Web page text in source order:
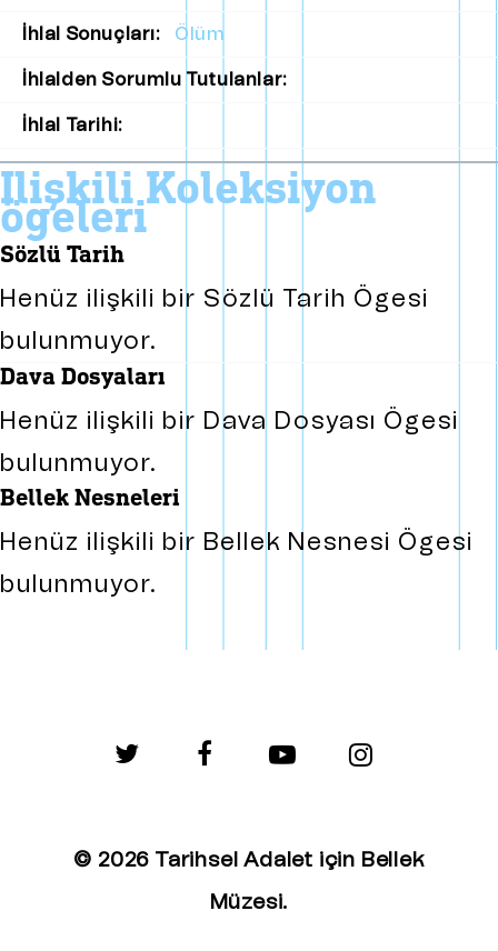
İhlal Sonuçları: Ölüm
İhlalden Sorumlu Tutulanlar:
İhlal Tarihi:
i̇lişkili koleksiyon
ögeleri
sözlü tarih
Henüz ilişkili bir Sözlü Tarih Ögesi
bulunmuyor.
dava dosyaları
Henüz ilişkili bir Dava Dosyası Ögesi
bulunmuyor.
bellek nesneleri
Henüz ilişkili bir Bellek Nesnesi Ögesi
bulunmuyor.
facebook
© 2026 Tarihsel Adalet için Bellek
Müzesi.